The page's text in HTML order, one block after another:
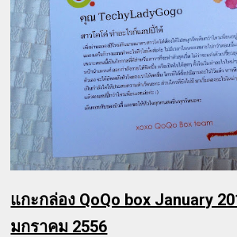
แกะกล่อง QoQo box January
มกราคม 2556